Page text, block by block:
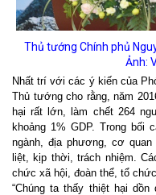
Thủ tướng Chính phủ
Ảnh:
Nhất trí với các ý kiến của
Thủ tướng cho rằng, năm
hại rất lớn, làm chết 264
khoảng 1% GDP. Trong bối
ngành, địa phương, cơ
liệt, kịp thời, trách nhiệm.
chức xã hội, đoàn thể, tổ
“Chúng ta thấy thiệt hại